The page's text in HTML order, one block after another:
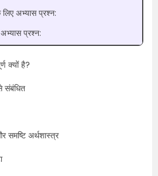
लिए अभ्यास प्रश्न:
प्रश्न:
क्यों है?
संबंधित
समष्टि अर्थशास्त्र